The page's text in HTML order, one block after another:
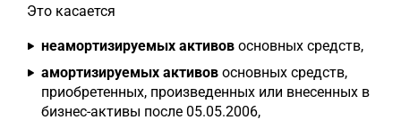
Это касается
неамортизируемых активов основных средств,
амортизируемых активов основных средств,
приобретенных, произведенных или внесенных в
бизнес-активы после 05.05.2006,